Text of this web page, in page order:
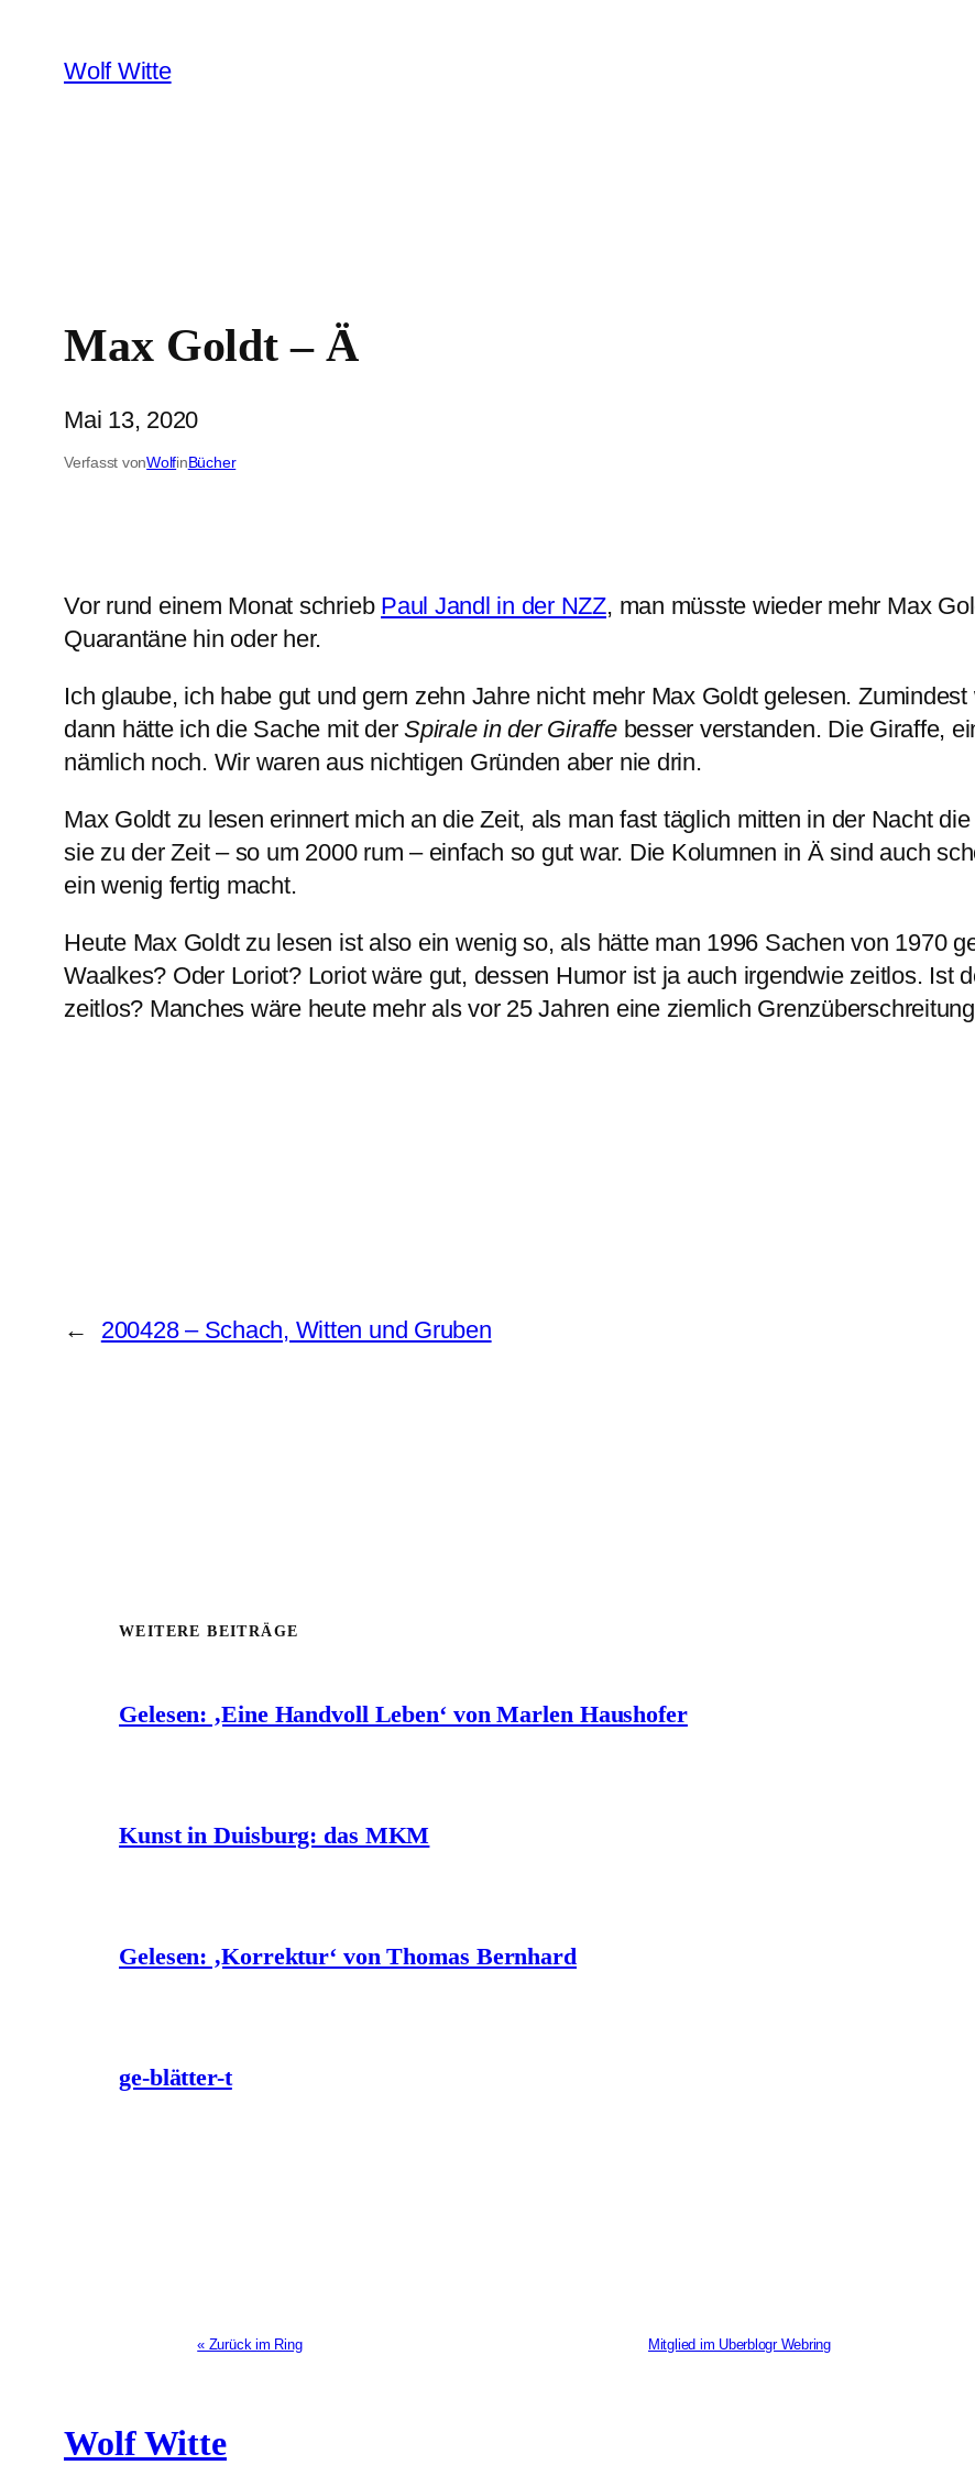
Inhalt
springen
Wolf Witte
Max Goldt – Ä
Mai 13, 2020
Verfasst vonWolfinBücher
Vor rund einem Monat schrieb Paul Jandl in der NZZ, man müsste wieder mehr Max
Quarantäne hin oder her.
Ich glaube, ich habe gut und gern zehn Jahre nicht mehr Max Goldt gelesen.
dann hätte ich die Sache mit derSpirale in der Giraffebesser verstanden. Die Giraffe,
nämlich noch. Wir waren aus nichtigen Gründen aber nie drin.
Max Goldt zu lesen erinnert mich an die Zeit, als man fast täglich mitten in der Nacht
sie zu der Zeit – so um 2000 rum – einfach so gut war. Die Kolumnen in Ä sind auch
ein wenig fertig macht.
Heute Max Goldt zu lesen ist also ein wenig so, als hätte man 1996 Sachen von 1970
Waalkes? Oder Loriot? Loriot wäre gut, dessen Humor ist ja auch irgendwie zeitlos. Ist
zeitlos? Manches wäre heute mehr als vor 25 Jahren eine ziemlich
← 200428 – Schach, Witten und Gruben
WEITERE BEITRÄGE
Gelesen: ‚Eine Handvoll Leben‘ von Marlen Haushofer
Kunst in Duisburg: das MKM
Gelesen: ‚Korrektur‘ von Thomas Bernhard
ge-blätter-t
« Zurück im Ring Mitglied im Uberblogr Webring
Wolf Witte